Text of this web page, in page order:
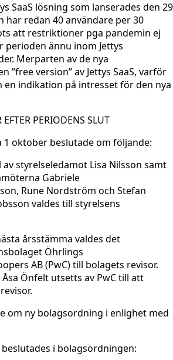
SaaS lösning som lanserades den 29
har redan 40 användare per 30
att restriktioner pga pandemin ej
ännu inom Jettys
Merparten av de nya
”free version” av Jettys SaaS, varför
en indikation på intresset för den nya
PERIODENS SLUT
1 oktober beslutade om följande:
av styrelseledamot Lisa Nilsson samt
Gabriele
Rune Nordström och Stefan
valdes till styrelsens
årsstämma valdes det
Öhrlings
AB (PwC) till bolagets revisor.
Önfelt utsetts av PwC till att
om ny bolagsordning i enlighet med
i bolagsordningen: